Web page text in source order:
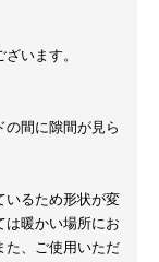
います。
間に隙間が見ら
いるため形状が変
は暖かい場所にお
た、ご使用いただ